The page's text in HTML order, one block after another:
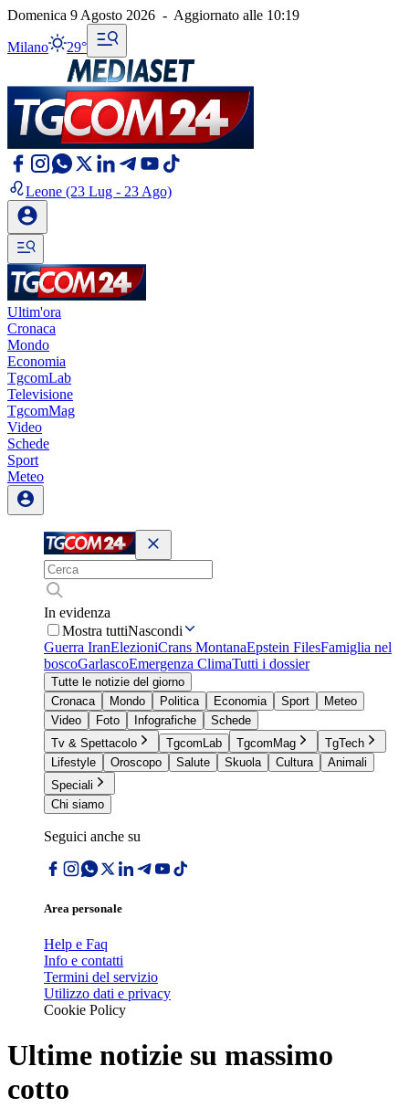
Domenica 9 Agosto 2026 - Aggiornato alle 10:19
Milano 29°
Leone (23 Lug - 23 Ago)
Ultim'ora
Cronaca
Mondo
Economia
TgcomLab
Televisione
TgcomMag
Video
Schede
Sport
Meteo
In evidenza
Mostra tuttiNascondi
Guerra IranElezioniCrans MontanaEpstein FilesFamiglia nel
boscoGarlascoEmergenza ClimaTutti i dossier
Tutte le notizie del giorno
Cronaca
Mondo Politica Economia Sport
Meteo
Video
Foto Infografiche
Schede
Tv & Spettacolo
TgcomLab TgcomMag
TgTech
Lifestyle
Oroscopo Salute Skuola Cultura
Animali
Speciali
Chi siamo
Seguici anche su
Area personale
Help e Faq
Info e contatti
Termini del servizio
Utilizzo dati e privacy
Cookie Policy
Ultime notizie su massimo
cotto